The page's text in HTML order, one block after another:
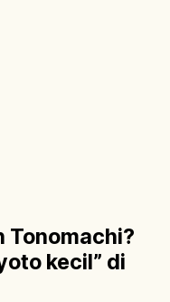
Tonomachi?
kecil” di